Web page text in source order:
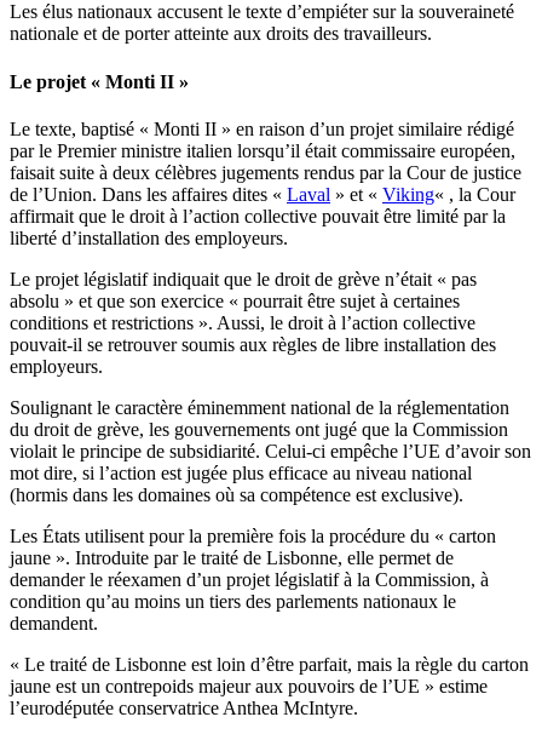
Les élus nationaux accusent le texte d’empiéter sur la souveraineté
nationale et de porter atteinte aux droits des travailleurs.
Le projet « Monti II »
Le texte, baptisé « Monti II » en raison d’un projet similaire rédigé
par le Premier ministre italien lorsqu’il était commissaire européen,
faisait suite à deux célèbres jugements rendus par la Cour de justice
de l’Union. Dans les affaires dites « Laval » et « Viking« , la Cour
affirmait que le droit à l’action collective pouvait être limité par la
liberté d’installation des employeurs.
Le projet législatif indiquait que le droit de grève n’était « pas
absolu » et que son exercice « pourrait être sujet à certaines
conditions et restrictions ». Aussi, le droit à l’action collective
pouvait-il se retrouver soumis aux règles de libre installation des
employeurs.
Soulignant le caractère éminemment national de la réglementation
du droit de grève, les gouvernements ont jugé que la Commission
violait le principe de subsidiarité. Celui-ci empêche l’UE d’avoir son
mot dire, si l’action est jugée plus efficace au niveau national
(hormis dans les domaines où sa compétence est exclusive).
Les États utilisent pour la première fois la procédure du « carton
jaune ». Introduite par le traité de Lisbonne, elle permet de
demander le réexamen d’un projet législatif à la Commission, à
condition qu’au moins un tiers des parlements nationaux le
demandent.
« Le traité de Lisbonne est loin d’être parfait, mais la règle du carton
jaune est un contrepoids majeur aux pouvoirs de l’UE » estime
l’eurodéputée conservatrice Anthea McIntyre.